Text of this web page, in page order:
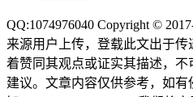
QQ:1074976040 Copyright ©
来源用户上传，登载此文出于
着赞同其观点或证实其描述，
建议。文章内容仅供参考，如有